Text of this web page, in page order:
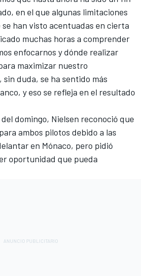
en el que algunas limitaciones
han visto acentuadas en cierta
muchas horas a comprender
enfocarnos y dónde realizar
maximizar nuestro
duda, se ha sentido más
y eso se refleja en el resultado
domingo, Nielsen reconoció que
ambos pilotos debido a las
en Mónaco, pero pidió
oportunidad que pueda